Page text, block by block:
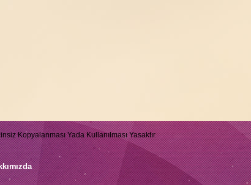
Kopyalanması Yada Kullanılması Yasaktır.